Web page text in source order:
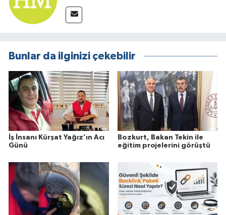
Bunlar da ilginizi çekebilir
İş İnsanı Kürşat Yağız’ın Acı
Günü
Bozkurt, Bakan Tekin ile
eğitim projelerini görüştü